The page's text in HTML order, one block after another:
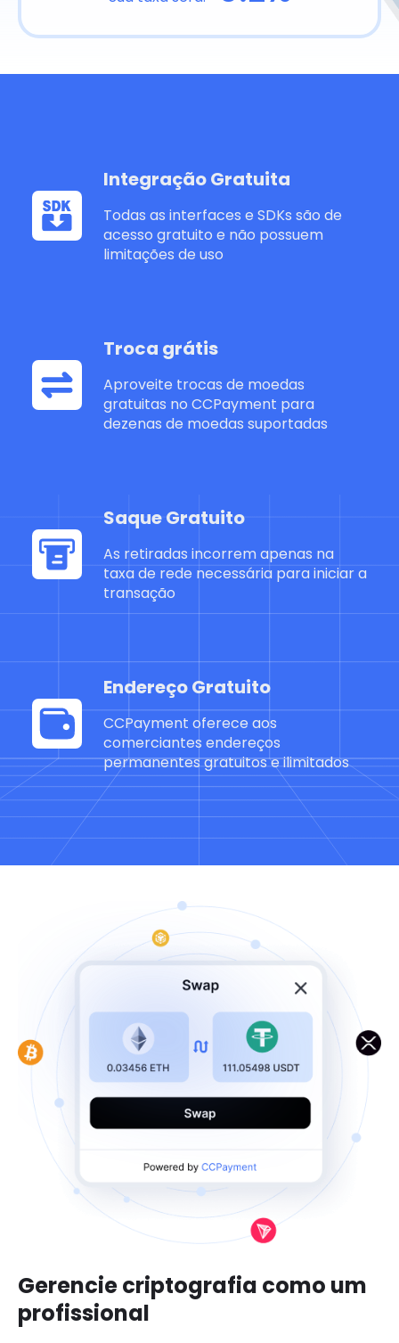
Integração Gratuita
Todas as interfaces e SDKs são de
acesso gratuito e não possuem
limitações de uso
Troca grátis
Aproveite trocas de moedas
gratuitas no CCPayment para
dezenas de moedas suportadas
Saque Gratuito
As retiradas incorrem apenas na
taxa de rede necessária para iniciar a
transação
Endereço Gratuito
CCPayment oferece aos
comerciantes endereços
permanentes gratuitos e ilimitados
Gerencie criptografia como um
profissional